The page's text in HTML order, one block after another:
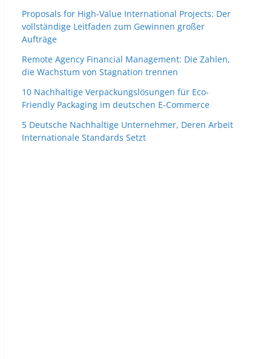
Proposals for High-Value International Projects: Der
vollständige Leitfaden zum Gewinnen großer
Aufträge
Remote Agency Financial Management: Die Zahlen,
die Wachstum von Stagnation trennen
10 Nachhaltige Verpackungslösungen für Eco-
Friendly Packaging im deutschen E-Commerce
5 Deutsche Nachhaltige Unternehmer, Deren Arbeit
Internationale Standards Setzt